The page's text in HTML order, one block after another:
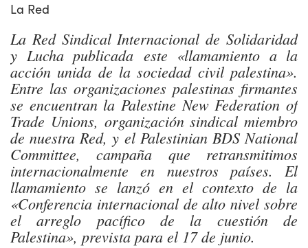
La Red
La Red Sindical Internacional de Solidaridad
y Lucha publicada este «llamamiento a la
acción unida de la sociedad civil palestina».
Entre las organizaciones palestinas firmantes
se encuentran la Palestine New Federation of
Trade Unions, organización sindical miembro
de nuestra Red, y el Palestinian BDS National
Committee, campaña que retransmitimos
internacionalmente en nuestros países. El
llamamiento se lanzó en el contexto de la
«Conferencia internacional de alto nivel sobre
el arreglo pacífico de la cuestión de
Palestina», prevista para el 17 de junio.